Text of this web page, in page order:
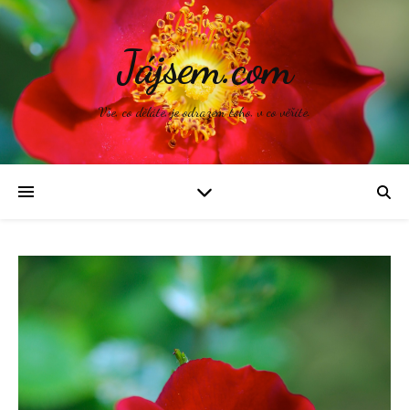
Jájsem.com
Vše, co děláte, je odrazem toho, v co věříte.